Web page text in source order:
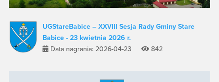
UGStareBabice – XXVIII Sesja Rady Gminy Stare
Babice - 23 kwietnia 2026 r.
Data nagrania: 2026-04-23
842